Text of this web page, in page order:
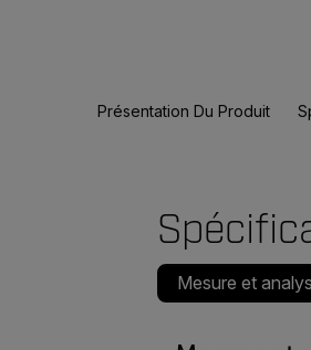
Présentation Du Produit
Mesure et